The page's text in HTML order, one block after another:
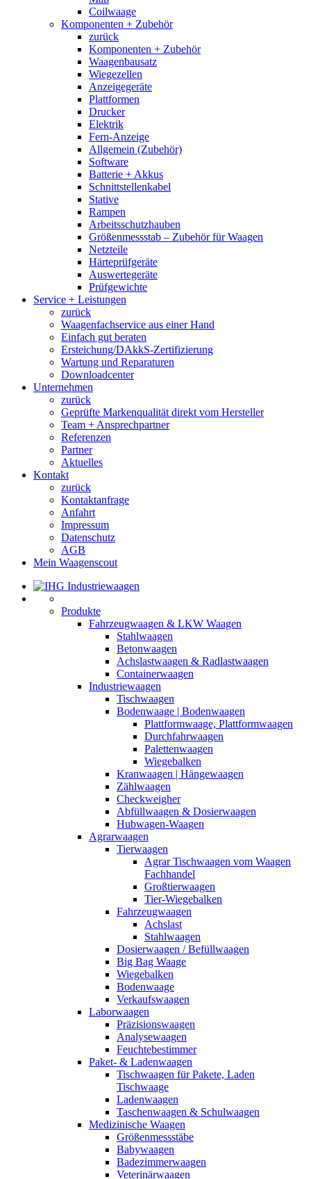
Coilwaage
Komponenten + Zubehör
zurück
Komponenten + Zubehör
Waagenbausatz
Wiegezellen
Anzeigegeräte
Plattformen
Drucker
Elektrik
Fern-Anzeige
Allgemein (Zubehör)
Software
Batterie + Akkus
Schnittstellenkabel
Stative
Rampen
Arbeitsschutzhauben
Größenmessstab – Zubehör für Waagen
Netzteile
Härteprüfgeräte
Auswertegeräte
Prüfgewichte
Service + Leistungen
zurück
Waagenfachservice aus einer Hand
Einfach gut beraten
Ersteichung/DAkkS-Zertifizierung
Wartung und Reparaturen
Downloadcenter
Unternehmen
zurück
Geprüfte Markenqualität direkt vom Hersteller
Team + Ansprechpartner
Referenzen
Partner
Aktuelles
Kontakt
zurück
Kontaktanfrage
Anfahrt
Impressum
Datenschutz
AGB
Mein Waagenscout
Produkte
Fahrzeugwaagen & LKW Waagen
Stahlwaagen
Betonwaagen
Achslastwaagen & Radlastwaagen
Containerwaagen
Industriewaagen
Tischwaagen
Bodenwaage | Bodenwaagen
Plattformwaage, Plattformwaagen
Durchfahrwaagen
Palettenwaagen
Wiegebalken
Kranwaagen | Hängewaagen
Zählwaagen
Checkweigher
Abfüllwaagen & Dosierwaagen
Hubwagen-Waagen
Agrarwaagen
Tierwaagen
Agrar Tischwaagen vom Waagen
Fachhandel
Großtierwaagen
Tier-Wiegebalken
Fahrzeugwaagen
Achslast
Stahlwaagen
Dosierwaagen / Befüllwaagen
Big Bag Waage
Wiegebalken
Bodenwaage
Verkaufswaagen
Laborwaagen
Präzisionswaagen
Analysewaagen
Feuchtebestimmer
Paket- & Ladenwaagen
Tischwaagen für Pakete, Laden
Tischwaage
Ladenwaagen
Taschenwaagen & Schulwaagen
Medizinische Waagen
Größenmessstäbe
Babywaagen
Badezimmerwaagen
Veterinärwaagen